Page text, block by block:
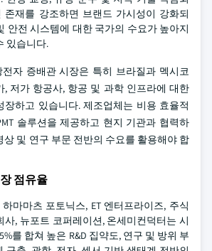
존재를 강조하면 브랜드 가시성이 강화되
안전 시스템에 대한 국가의 수요가 높아지
있습니다.
자 증배관 시장은 특히 브라질과 멕시코
, 저가 항공사, 항공 및 과학 인프라에 대한
장하고 있습니다. 제조업체는 비용 효율적
솔루션을 제공하고 현지 기관과 협력하
상 및 연구 부문 전반의 수요를 활용해야 합
점유율
마마츠 포토닉스, ET 엔터프라이즈, 주식
사, 뉴포트 코퍼레이션, 온세미컨덕터는 시
를 합쳐 높은 R&D 집약도, 연구 및 방위 부